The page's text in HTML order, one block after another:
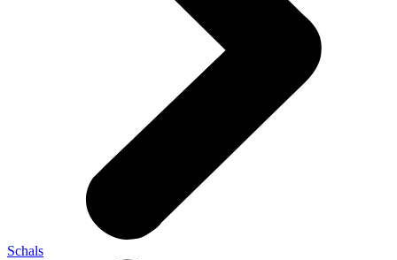
Schals